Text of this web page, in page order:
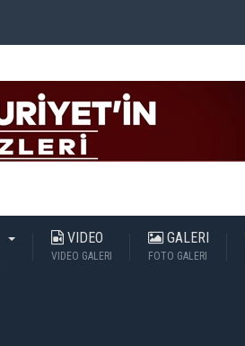
VIDEO
VIDEO GALERI
GALERI
FOTO GALERI